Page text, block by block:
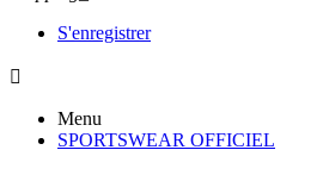
S'enregistrer

Menu
SPORTSWEAR OFFICIEL